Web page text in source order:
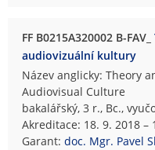
FF B0215A320002 B-FAV_
audiovizuální kultury
Název anglicky: Theory
Audiovisual Culture
bakalářský, 3 r., Bc.,
Akreditace: 18. 9. 2018 –
Garant:doc. Mgr. Pavel